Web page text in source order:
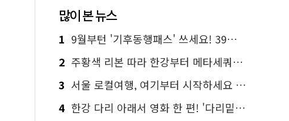
많이 본 뉴스
1 9월부턴 '기후동행패스' 쓰세요! 39세까지 청년 혜택
2 주황색 리본 따라 한강부터 메타세쿼이아 숲길까지…서울둘레길 15코스
3 서울 로컬여행, 여기부터 시작하세요 '서울에디션25'
4 한강 다리 아래서 영화 한 편! '다리밑 영화관' 무료 상영